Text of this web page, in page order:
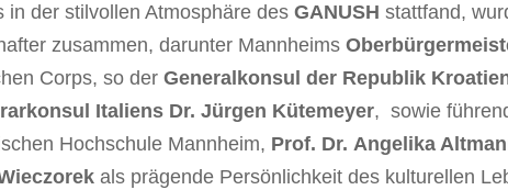
der stilvollen Atmosphäre des GANUSH stattfand,
zusammen, darunter Mannheims
Corps, so der Generalkonsul der Republik
Italiens Dr. Jürgen Kütemeyer, sowie
Hochschule Mannheim, Prof. Dr. Angelika
als prägende Persönlichkeit des kulturellen